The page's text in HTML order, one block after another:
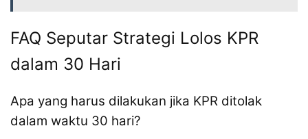
FAQ Seputar Strategi Lolos KPR
dalam 30 Hari
Apa yang harus dilakukan jika KPR ditolak
dalam waktu 30 hari?